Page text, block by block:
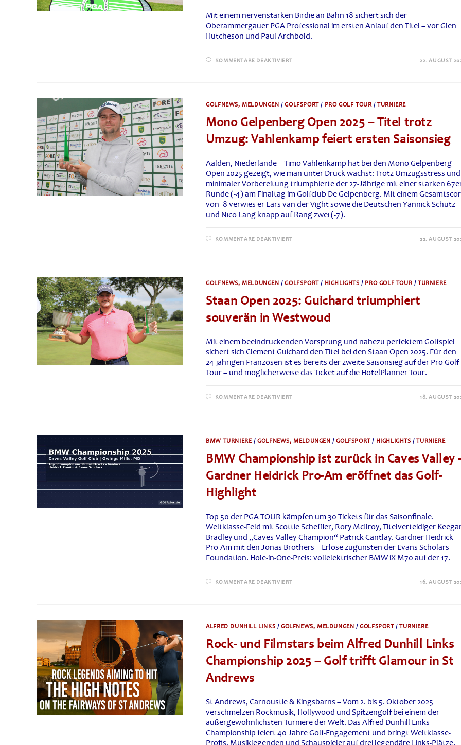
Mit einem nervenstarken Birdie an Bahn 18 sichert sich der
Oberammergauer PGA Professional im ersten Anlauf den Titel – vor Glen
Hutcheson und Paul Archbold.
KOMMENTARE DEAKTIVIERT
CHRISTOPH
GÜNTHER
DIE
DIETER
TROPHY
WÜRZBURG
22. AUGUST
GOLFNEWS, MELDUNGEN /GOLFSPORT/ PRO GOLF TOUR/TURNIERE
Mono Gelpenberg Open 2025 – Titel trotz
Umzug: Vahlenkamp feiert ersten Saisonsieg
Aalden, Niederlande – Timo Vahlenkamp hat bei den Mono Gelpenberg
Open 2025 gezeigt, wie man unter Druck wächst: Trotz Umzugsstress und
minimaler Vorbereitung triumphierte der 27-Jährige mit einer starken
Runde (-4) am Finaltag im Golfclub De Gelpenberg. Mit einem
von -8 verwies er Lars van der Vight sowie die Deutschen Yannick Schütz
und Nico Lang knapp auf Rang zwei (-7).
KOMMENTARE DEAKTIVIERT
TITEL
TROTZ
VAHLENKAMP
FEIERT
ERSTEN
SAISONSIEG
22. AUGUST
GOLFNEWS, MELDUNGEN /GOLFSPORT/ HIGHLIGHTS / PRO GOLF TOUR/TURNIERE
Staan Open 2025: Guichard triumphiert
souverän in Westwoud
Mit einem beeindruckenden Vorsprung und nahezu perfektem Golfspiel
sichert sich Clement Guichard den Titel bei den Staan Open 2025. Für den
24-jährigen Franzosen ist es bereits der zweite Saisonsieg auf der Pro Golf
Tour – und möglicherweise das Ticket auf die HotelPlanner Tour.
KOMMENTARE DEAKTIVIERT
SOUVERÄN
IN
18. AUGUST
BMW TURNIERE/GOLFNEWS, MELDUNGEN /GOLFSPORT/ HIGHLIGHTS /TURNIERE
BMW Championship ist zurück in Caves Valley
Gardner Heidrick Pro-Am eröffnet das Golf-
Highlight
Top 50 der PGA TOUR kämpfen um 30 Tickets für das Saisonfinale.
Weltklasse-Feld mit Scottie Scheffler, Rory McIlroy, Titelverteidiger
Bradley und „Caves-Valley-Champion“ Patrick Cantlay. Gardner Heidrick
Pro-Am mit den Jonas Brothers – Erlöse zugunsten der Evans Scholars
Foundation. Hole-in-One-Preis: vollelektrischer BMW iX M70 auf der 17.
KOMMENTARE DEAKTIVIERT
CAVES
VALLEY
GARDNER
HEIDRICK
AM
ERÖFFNET
16. AUGUST
ALFRED DUNHILL LINKS /GOLFNEWS, MELDUNGEN /GOLFSPORT/TURNIERE
Rock- und Filmstars beim Alfred Dunhill Links
Championship 2025 – Golf trifft Glamour in St
Andrews
St Andrews, Carnoustie & Kingsbarns – Vom 2. bis 5. Oktober 2025
verschmelzen Rockmusik, Hollywood und Spitzengolf bei einem der
außergewöhnlichsten Turniere der Welt. Das Alfred Dunhill Links
Championship feiert 40 Jahre Golf-Engagement und bringt Weltklasse-
Profis, Musiklegenden und Schauspieler auf drei legendäre Links-Plätze.